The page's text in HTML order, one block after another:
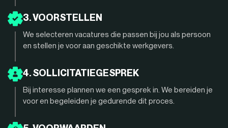
3. VOORSTELLEN
We selecteren vacatures die passen bij jou als persoon
en stellen je voor aan geschikte werkgevers.
4. SOLLICITATIEGESPREK
Bij interesse plannen we een gesprek in. We bereiden je
voor en begeleiden je gedurende dit proces.